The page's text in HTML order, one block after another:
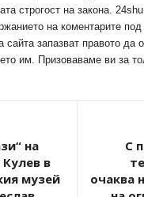
строгост на закона.
на коментарите под
сайта запазват правото да
им. Призоваваме ви за
на
в
музей
С
очаква